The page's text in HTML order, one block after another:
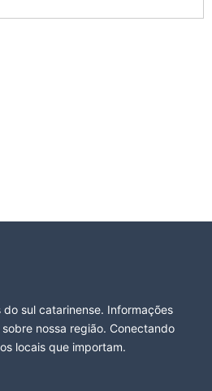
sul catarinense. Informações
nossa região. Conectando
locais que importam.